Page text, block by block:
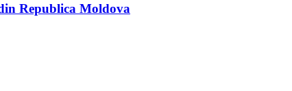
Republica Moldova